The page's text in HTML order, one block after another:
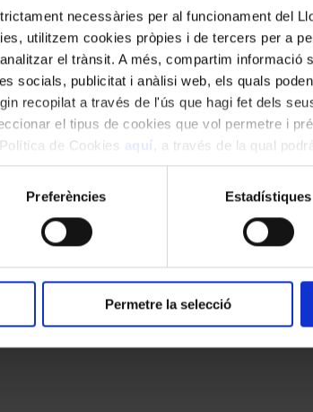
necessàries per al funcionament del
utilitzem cookies pròpies i de tercers per a
el trànsit. A més, compartim informació
socials, publicitat i anàlisi web, els quals
recopilat a través de l'ús que hagi fet dels
el tipus de cookies que vol permetre i
de Cookies aquí
, a través de la qual
Preferències Estadístiques
Permetre la selecció